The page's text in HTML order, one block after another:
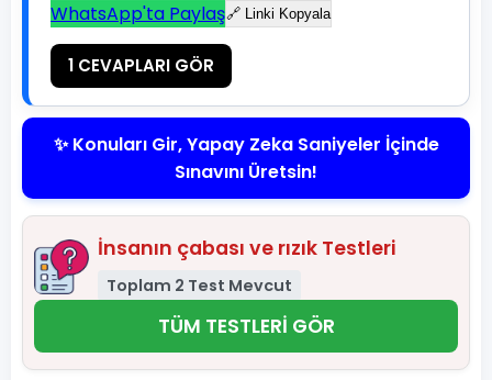
WhatsApp'ta Paylaş🔗 Linki Kopyala
1 CEVAPLARI GÖR
✨ Konuları Gir, Yapay Zeka Saniyeler İçinde
Sınavını Üretsin!
İnsanın çabası ve rızık Testleri
Toplam 2 Test Mevcut
TÜM TESTLERİ GÖR